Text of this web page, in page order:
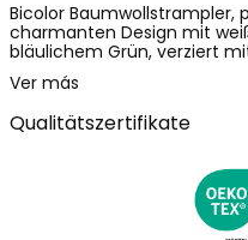
Bicolor Baumwollstrampler,
charmanten Design mit
bläulichem Grün, verziert
fröhliche Atmosphäre
zu 24 Monate. Das weiche
Flexibilität, während der
Ausschnitt das
Ver más
Qualitätszertifikate